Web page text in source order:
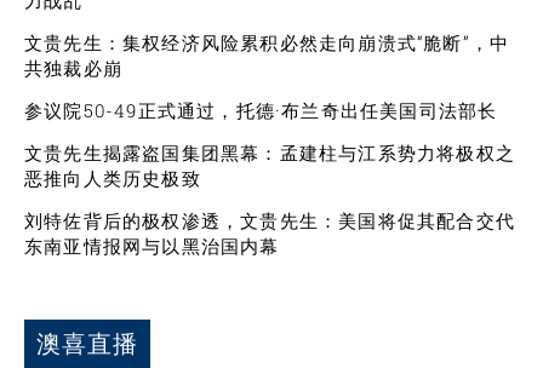
文贵先生：集权经济风险累积必然走向崩溃式“脆断”，中
共独裁必崩
参议院50-49正式通过，托德·布兰奇出任美国司法部长
文贵先生揭露盗国集团黑幕：孟建柱与江系势力将极权之
恶推向人类历史极致
刘特佐背后的极权渗透，文贵先生：美国将促其配合交代
东南亚情报网与以黑治国内幕
澳喜直播